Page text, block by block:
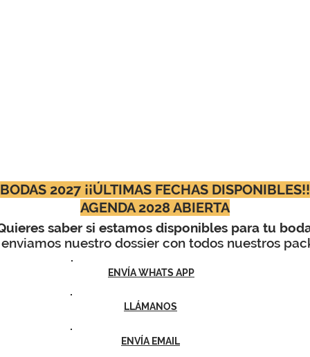
BODAS 2027 ¡¡ÚLTIMAS FECHAS DISPONIBLES!!
AGENDA 2028 ABIERTA
saber si estamos disponibles para tu
nuestro dossier con todos nuestros
ENVÍA WHATS APP
LLÁMANOS
ENVÍA EMAIL